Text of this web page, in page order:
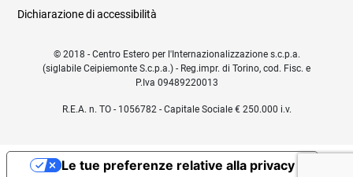
Dichiarazione di accessibilità
© 2018 - Centro Estero per l'Internazionalizzazione s.c.p.a.
(siglabile Ceipiemonte S.c.p.a.) - Reg.impr. di Torino, cod. Fisc. e
P.Iva 09489220013
R.E.A. n. TO - 1056782 - Capitale Sociale € 250.000 i.v.
Le tue preferenze relative alla privacy